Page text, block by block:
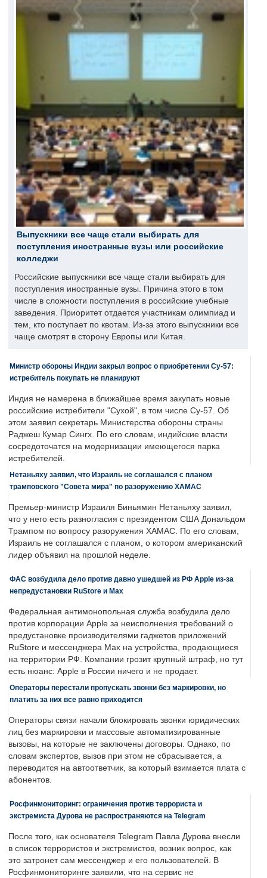
Выпускники все чаще стали выбирать для
поступления иностранные вузы или российские
колледжи
Российские выпускники все чаще стали выбирать для
поступления иностранные вузы. Причина этого в том
числе в сложности поступления в российские учебные
заведения. Приоритет отдается участникам олимпиад и
тем, кто поступает по квотам. Из-за этого выпускники все
чаще смотрят в сторону Европы или Китая.
Министр обороны Индии закрыл вопрос о приобретении Су-57:
истребитель покупать не планируют
Индия не намерена в ближайшее время закупать новые
российские истребители "Сухой", в том числе Су-57. Об
этом заявил секретарь Министерства обороны страны
Раджеш Кумар Сингх. По его словам, индийские власти
сосредоточатся на модернизации имеющегося парка
истребителей.
Нетаньяху заявил, что Израиль не соглашался с планом
трамповского "Совета мира" по разоружению ХАМАС
Премьер-министр Израиля Биньямин Нетаньяху заявил,
что у него есть разногласия с президентом США Дональдом
Трампом по вопросу разоружения ХАМАС. По его словам,
Израиль не соглашался с планом, о котором американский
лидер объявил на прошлой неделе.
ФАС возбудила дело против давно ушедшей из РФ Apple из-за
непредустановки RuStore и Max
Федеральная антимонопольная служба возбудила дело
против корпорации Apple за неисполнения требований о
предустановке производителями гаджетов приложений
RuStore и мессенджера Max на устройства, продающиеся
на территории РФ. Компании грозит крупный штраф, но тут
есть нюанс: Apple в России ничего и не продает.
Операторы перестали пропускать звонки без маркировки, но
платить за них все равно приходится
Операторы связи начали блокировать звонки юридических
лиц без маркировки и массовые автоматизированные
вызовы, на которые не заключены договоры. Однако, по
словам экспертов, вызов при этом не сбрасывается, а
переводится на автоответчик, за который взимается плата с
абонентов.
Росфинмониторинг: ограничения против террориста и
экстремиста Дурова не распространяются на Telegram
После того, как основателя Telegram Павла Дурова внесли
в список террористов и экстремистов, возник вопрос, как
это затронет сам мессенджер и его пользователей. В
Росфинмониторинге заявили, что на сервис не